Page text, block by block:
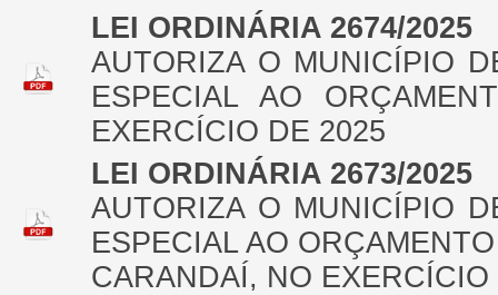
LEI ORDINÁRIA 2674/2025
AUTORIZA O MUNICÍPIO
ESPECIAL AO
EXERCÍCIO DE 2025
LEI ORDINÁRIA 2673/2025
AUTORIZA O MUNICÍPIO
ESPECIAL AO
CARANDAÍ, NO EXERCÍCIO